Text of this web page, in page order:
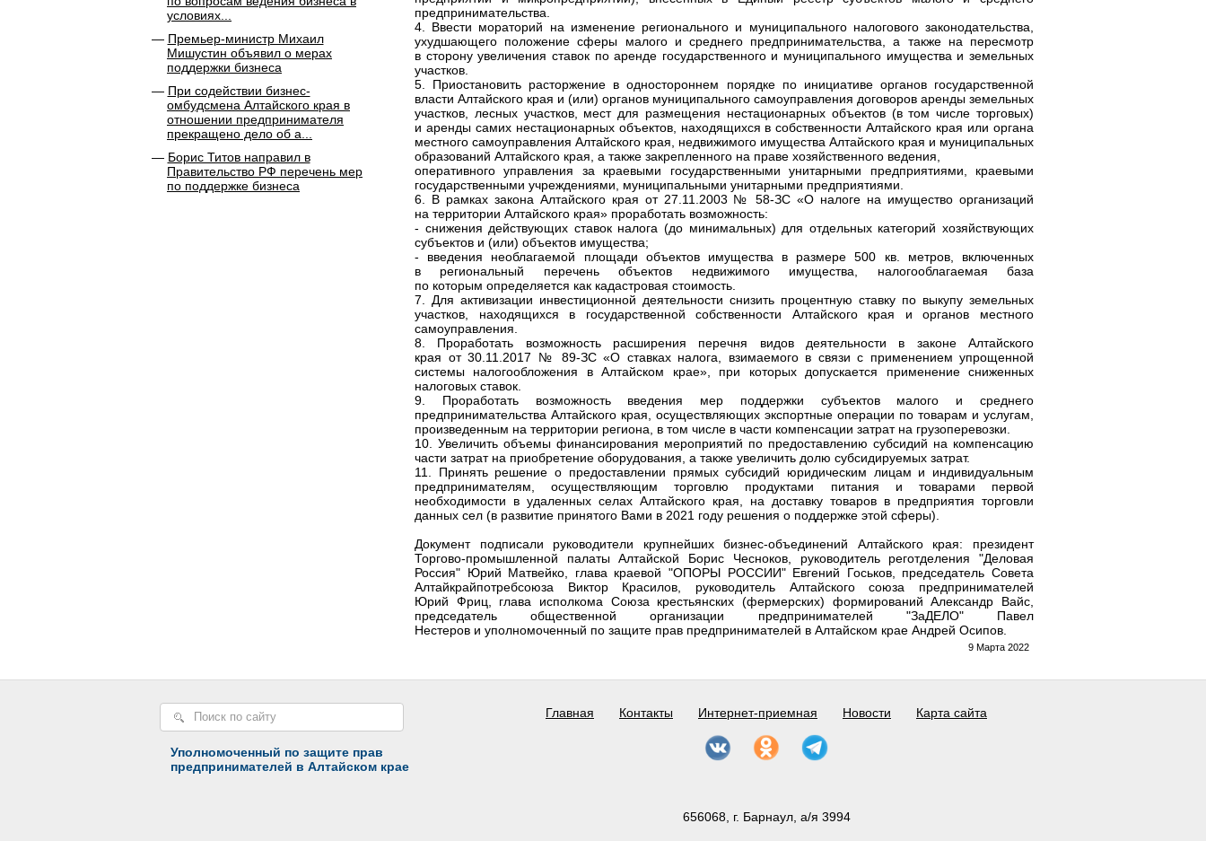
условиях...
Премьер-министр Михаил
Мишустин объявил о мерах
поддержки бизнеса
При содействии бизнес-
омбудсмена Алтайского края в
отношении предпринимателя
прекращено дело об а...
Борис Титов направил в
Правительство РФ перечень мер
по поддержке бизнеса
предпринимательства.
4. Ввести мораторий на изменение регионального и муниципального налогового законодательства,
ухудшающего положение сферы малого и среднего предпринимательства, а также на пересмотр
в сторону увеличения ставок по аренде государственного и муниципального имущества и земельных
участков.
5. Приостановить расторжение в одностороннем порядке по инициативе органов государственной
власти Алтайского края и (или) органов муниципального самоуправления договоров аренды земельных
участков, лесных участков, мест для размещения нестационарных объектов (в том числе торговых)
и аренды самих нестационарных объектов, находящихся в собственности Алтайского края или органа
местного самоуправления Алтайского края, недвижимого имущества Алтайского края и муниципальных
образований Алтайского края, а также закрепленного на праве хозяйственного ведения,
оперативного управления за краевыми государственными унитарными предприятиями, краевыми
государственными учреждениями, муниципальными унитарными предприятиями.
6. В рамках закона Алтайского края от 27.11.2003 № 58-ЗС «О налоге на имущество организаций
на территории Алтайского края» проработать возможность:
- снижения действующих ставок налога (до минимальных) для отдельных категорий хозяйствующих
субъектов и (или) объектов имущества;
- введения необлагаемой площади объектов имущества в размере 500 кв. метров, включенных
в региональный перечень объектов недвижимого имущества, налогооблагаемая база
по которым определяется как кадастровая стоимость.
7. Для активизации инвестиционной деятельности снизить процентную ставку по выкупу земельных
участков, находящихся в государственной собственности Алтайского края и органов местного
самоуправления.
8. Проработать возможность расширения перечня видов деятельности в законе Алтайского
края от 30.11.2017 № 89-ЗС «О ставках налога, взимаемого в связи с применением упрощенной
системы налогообложения в Алтайском крае», при которых допускается применение сниженных
налоговых ставок.
9. Проработать возможность введения мер поддержки субъектов малого и среднего
предпринимательства Алтайского края, осуществляющих экспортные операции по товарам и услугам,
произведенным на территории региона, в том числе в части компенсации затрат на грузоперевозки.
10. Увеличить объемы финансирования мероприятий по предоставлению субсидий на компенсацию
части затрат на приобретение оборудования, а также увеличить долю субсидируемых затрат.
11. Принять решение о предоставлении прямых субсидий юридическим лицам и индивидуальным
предпринимателям, осуществляющим торговлю продуктами питания и товарами первой
необходимости в удаленных селах Алтайского края, на доставку товаров в предприятия торговли
данных сел (в развитие принятого Вами в 2021 году решения о поддержке этой сферы).
Документ подписали руководители крупнейших бизнес-объединений Алтайского края: президент
Торгово-промышленной палаты Алтайской Борис Чесноков, руководитель реготделения "Деловая
Россия" Юрий Матвейко, глава краевой "ОПОРЫ РОССИИ" Евгений Госьков, председатель Совета
Алтайкрайпотребсоюза Виктор Красилов, руководитель Алтайского союза предпринимателей
Юрий Фриц, глава исполкома Союза крестьянских (фермерских) формирований Александр Вайс,
председатель общественной организации предпринимателей "ЗаДЕЛО" Павел
Нестеров и уполномоченный по защите прав предпринимателей в Алтайском крае Андрей Осипов.
9 Марта 2022
Уполномоченный по защите прав
предпринимателей в Алтайском крае
Главная Контакты Интернет-приемная Новости Карта сайта
656068, г. Барнаул, а/я 3994